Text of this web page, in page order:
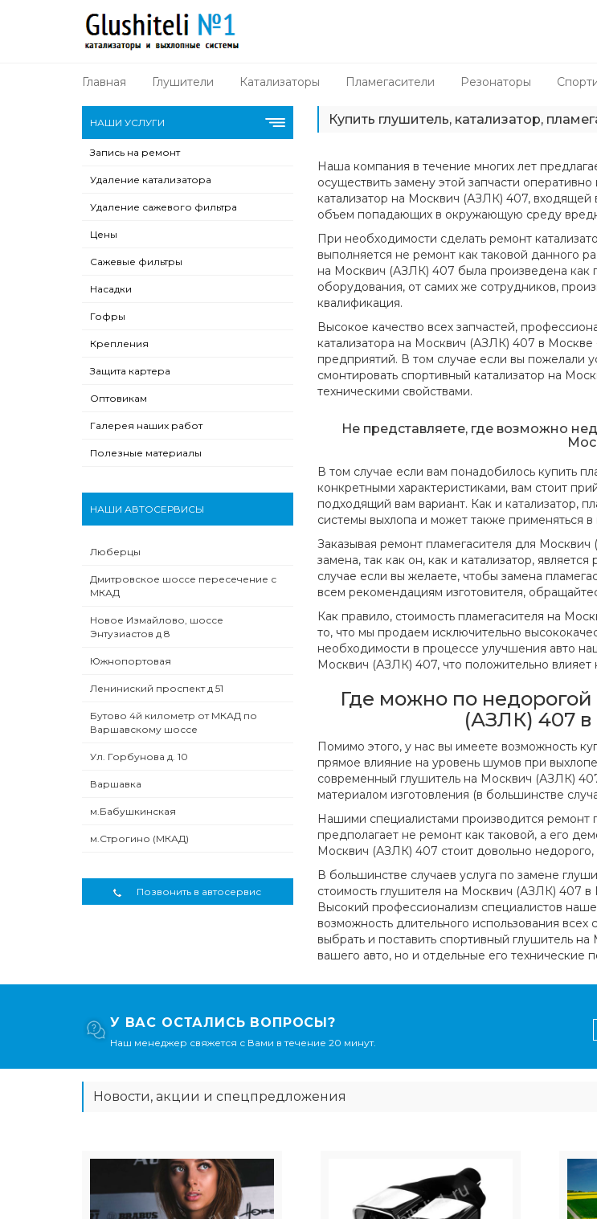
Главная Глушители Катализаторы Пламегасители Резонаторы
НАШИ УСЛУГИ
Запись на ремонт
Удаление катализатора
Удаление сажевого фильтра
Цены
Сажевые фильтры
Насадки
Гофры
Крепления
Защита картера
Оптовикам
Галерея наших работ
Полезные материалы
НАШИ АВТОСЕРВИСЫ
Люберцы
Дмитровское шоссе пересечение с
МКАД
Новое Измайлово, шоссе
Энтузиастов д 8
Южнопортовая
Лениниский проспект д 51
Бутово 4й километр от МКАД по
Варшавскому шоссе
Ул. Горбунова д. 10
Варшавка
м.Бабушкинская
м.Строгино (МКАД)
Позвонить в автосервис
Купить глушитель, катализатор,
Наша компания в течение многих лет
осуществить замену этой запчасти
катализатор на Москвич (АЗЛК) 407,
объем попадающих в окружающую среду
При необходимости сделать ремонт
выполняется не ремонт как таковой данного
на Москвич (АЗЛК) 407 была произведена как
оборудования, от самих же сотрудников,
квалификация.
Высокое качество всех запчастей,
катализатора на Москвич (АЗЛК) 407 в Москве
предприятий. В том случае если вы пожелали
смонтировать спортивный катализатор на
техническими свойствами.
Не представляете, где возможно
В том случае если вам понадобилось купить
конкретными характеристиками, вам стоит
подходящий вам вариант. Как и катализатор,
системы выхлопа и может также применяться в
Заказывая ремонт пламегасителя для
замена, так как он, как и катализатор,
случае если вы желаете, чтобы замена
всем рекомендациям изготовителя,
Как правило, стоимость пламегасителя на
то, что мы продаем исключительно
необходимости в процессе улучшения авто
Москвич (АЗЛК) 407, что положительно влияет
Где можно по
(АЗЛК) 407 в
Помимо этого, у нас вы имеете возможность
прямое влияние на уровень шумов при
современный глушитель на Москвич (АЗЛК)
материалом изготовления (в большинстве
Нашими специалистами производится
предполагает не ремонт как таковой, а его
Москвич (АЗЛК) 407 стоит довольно недорого,
В большинстве случаев услуга по замене
стоимость глушителя на Москвич (АЗЛК) 407 в
Высокий профессионализм специалистов
возможность длительного использования
выбрать и поставить спортивный глушитель
вашего авто, но и отдельные его технические
У ВАС ОСТАЛИСЬ ВОПРОСЫ?
Наш менеджер свяжется с Вами в течение 20 минут.
Новости, акции и спецпредложения